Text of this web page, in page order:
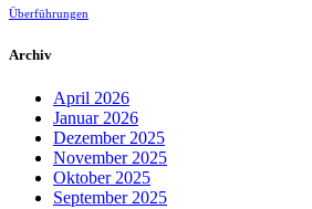
Überführungen
Archiv
April 2026
Januar 2026
Dezember 2025
November 2025
Oktober 2025
September 2025